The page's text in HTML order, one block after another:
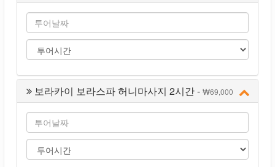
보라카이 보라스파 허니마사지 2시간 - 69,000